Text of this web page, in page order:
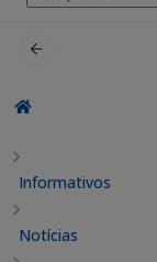
por:
Informativos
Notícias